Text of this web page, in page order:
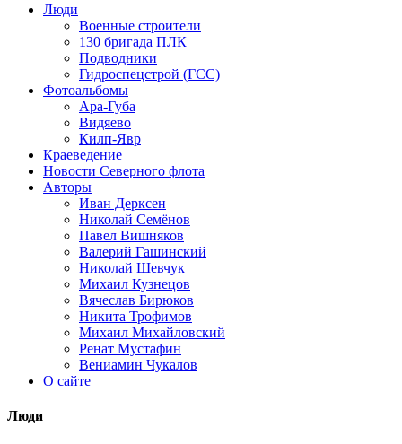
Люди
Военные строители
130 бригада ПЛК
Подводники
Гидроспецстрой (ГСС)
Фотоальбомы
Ара-Губа
Видяево
Килп-Явр
Краеведение
Новости Северного флота
Авторы
Иван Дерксен
Николай Семёнов
Павел Вишняков
Валерий Гашинский
Николай Шевчук
Михаил Кузнецов
Вячеслав Бирюков
Никита Трофимов
Михаил Михайловский
Ренат Мустафин
Вениамин Чукалов
О сайте
Люди